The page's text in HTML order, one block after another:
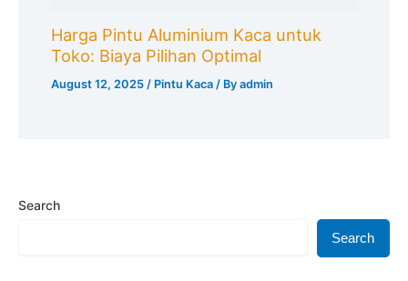
Harga Pintu Aluminium Kaca untuk
Toko: Biaya Pilihan Optimal
August 12, 2025/ Pintu Kaca / Byadmin
Search
Search